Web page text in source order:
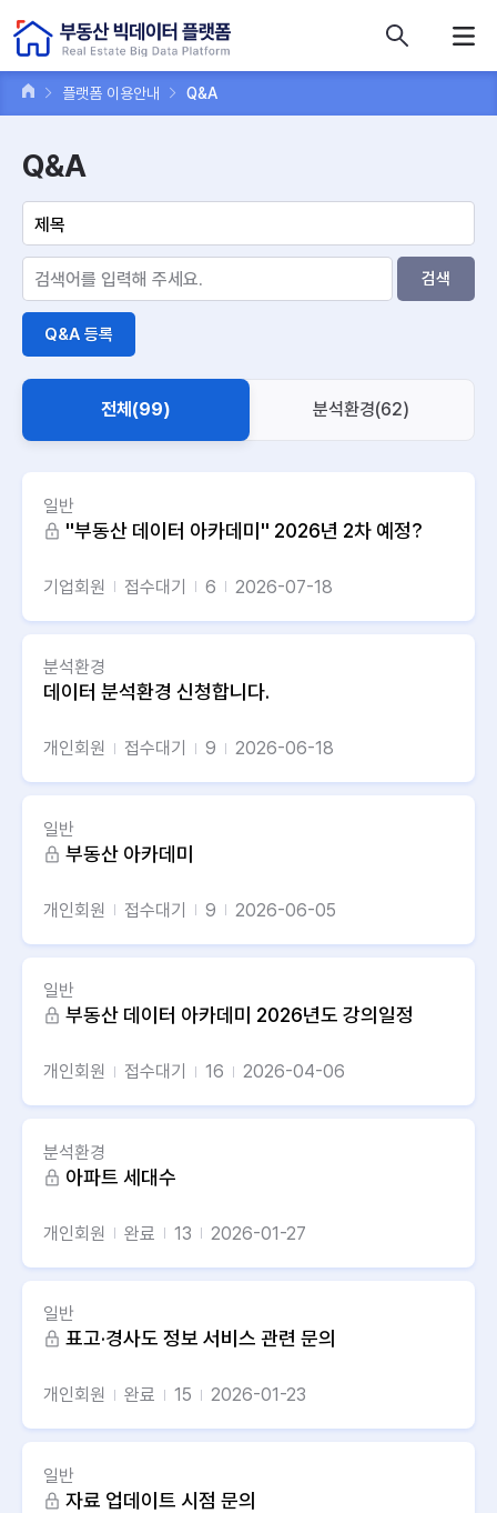
플랫폼 이용안내 Q&A
Q&A
검색
Q&A 등록
전체(99) 분석환경(62)
일반
''부동산 데이터 아카데미'' 2026년 2차 예정?
기업회원 접수대기 6 2026-07-18
분석환경
데이터 분석환경 신청합니다.
개인회원 접수대기 9 2026-06-18
일반
부동산 아카데미
개인회원 접수대기 9 2026-06-05
일반
부동산 데이터 아카데미 2026년도 강의일정
개인회원 접수대기 16 2026-04-06
분석환경
아파트 세대수
개인회원 완료 13 2026-01-27
일반
표고·경사도 정보 서비스 관련 문의
개인회원 완료 15 2026-01-23
일반
자료 업데이트 시점 문의